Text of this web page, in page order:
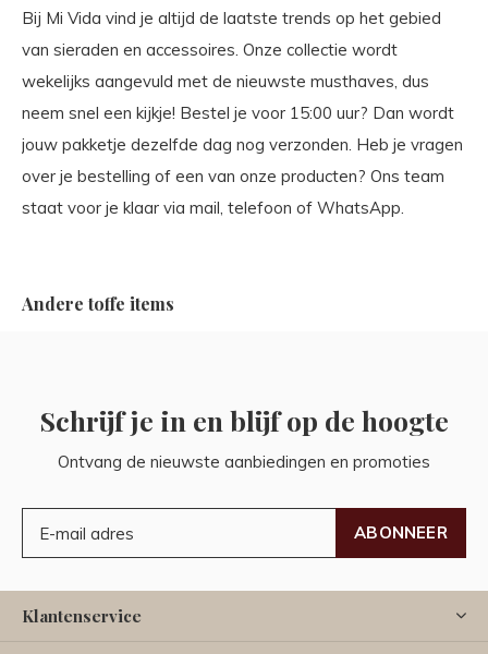
Bij Mi Vida vind je altijd de laatste trends op het gebied
van sieraden en accessoires. Onze collectie wordt
wekelijks aangevuld met de nieuwste musthaves, dus
neem snel een kijkje! Bestel je voor 15:00 uur? Dan wordt
jouw pakketje dezelfde dag nog verzonden. Heb je vragen
over je bestelling of een van onze producten? Ons team
staat voor je klaar via mail, telefoon of WhatsApp.
Andere toffe items
Schrijf je in en blijf op de hoogte
Ontvang de nieuwste aanbiedingen en promoties
ABONNEER
Klantenservice